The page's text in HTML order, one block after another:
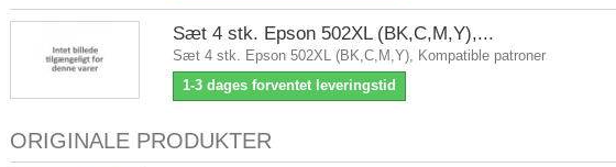
Sæt 4 stk. Epson 502XL (BK,C,M,Y),...
Sæt 4 stk. Epson 502XL (BK,C,M,Y), Kompatible patroner
1-3 dages forventet leveringstid
ORIGINALE PRODUKTER